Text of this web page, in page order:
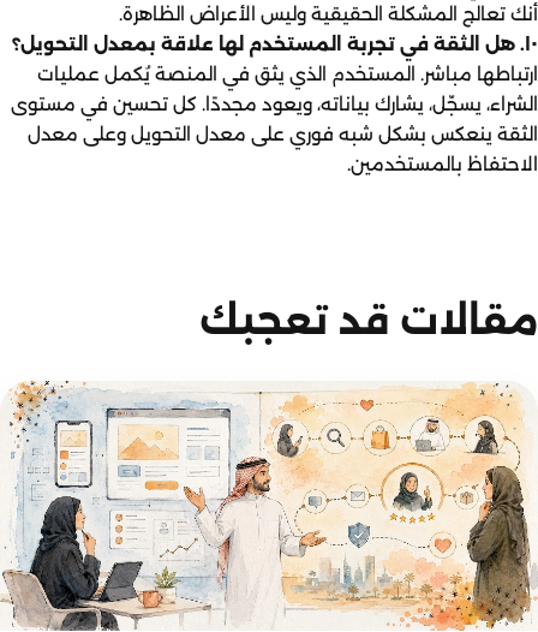
أنك تعالج المشكلة الحقيقية وليس الأعراض الظاهرة.
١٠. هل الثقة في تجربة المستخدم لها علاقة بمعدل التحويل؟
ارتباطها مباشر. المستخدم الذي يثق في المنصة يُكمل عمليات
الشراء، يسجّل، يشارك بياناته، ويعود مجددًا. كل تحسين في مستوى
الثقة ينعكس بشكل شبه فوري على معدل التحويل وعلى معدل
الاحتفاظ بالمستخدمين.
مقالات قد تعجبك